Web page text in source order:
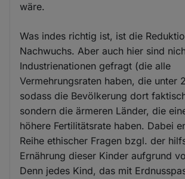
wäre.
Was indes richtig ist, ist die
Nachwuchs. Aber auch hier sind
Industrienationen gefragt (die alle
Vermehrungsraten haben, die unter
sodass die Bevölkerung dort
sondern die ärmeren Länder, die
höhere Fertilitätsrate haben. Dabei
Reihe ethischer Fragen bzgl. der
Ernährung dieser Kinder aufgrund
Denn jedes Kind, das mit